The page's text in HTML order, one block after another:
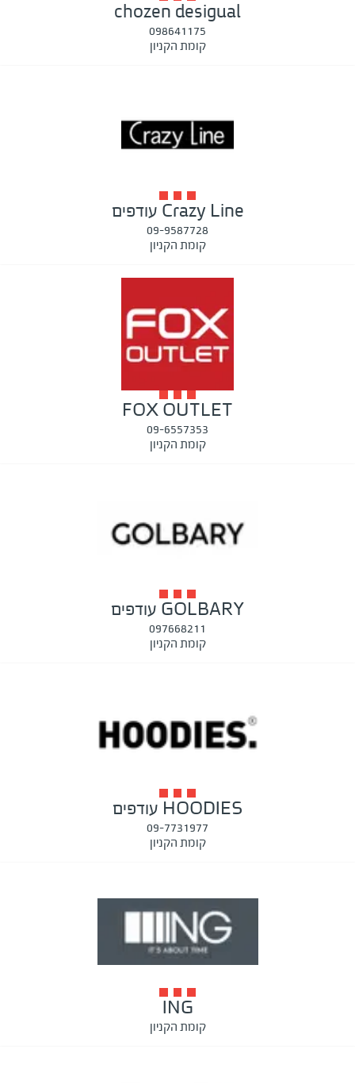
chozen desigual
098641175
קומת הקניון
Crazy Line עודפים
09-9587728
קומת הקניון
FOX OUTLET
09-6557353
קומת הקניון
GOLBARY עודפים
097668211
קומת הקניון
HOODIES עודפים
09-7731977
קומת הקניון
ING
קומת הקניון